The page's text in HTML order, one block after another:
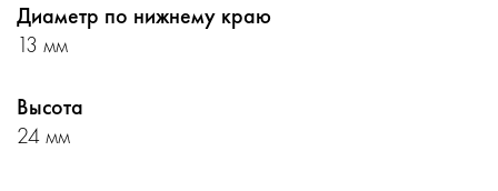
Диаметр по нижнему краю
13 мм
Высота
24 мм